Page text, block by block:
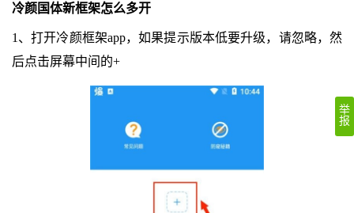
冷颜国体新框架怎么多开
1、打开冷颜框架app，如果提示版本低要升级，请忽略，然
后点击屏幕中间的+
举
报